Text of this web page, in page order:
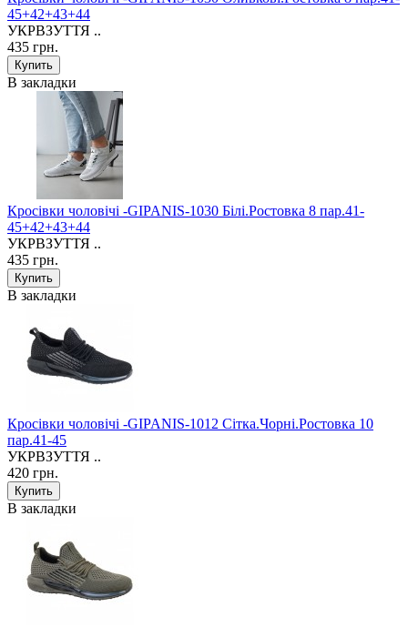
45+42+43+44
УКРВЗУТТЯ ..
435 грн.
В закладки
Кросівки чоловічі -GIPANIS-1030 Білі.Ростовка 8 пар.41-
45+42+43+44
УКРВЗУТТЯ ..
435 грн.
В закладки
Кросівки чоловічі -GIPANIS-1012 Сітка.Чорні.Ростовка 10
пар.41-45
УКРВЗУТТЯ ..
420 грн.
В закладки